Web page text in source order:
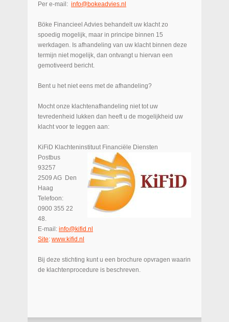
Per e-mail: info@bokeadvies.nl
Böke Financieel Advies behandelt uw klacht zo
spoedig mogelijk, maar in principe binnen 15
werkdagen. Is afhandeling van uw klacht binnen deze
termijn niet mogelijk, dan ontvangt u hiervan een
gemotiveerd bericht.
Bent u het niet eens met de afhandeling?
Mocht onze klachtenafhandeling niet tot uw
tevredenheid lukken dan heeft u de mogelijkheid uw
klacht voor te leggen aan:
KiFiD Klachteninstituut Financiële Diensten
Postbus
93257
2509 AG Den
Haag
Telefoon:
0900 355 22
48.
E-mail: info@kifid.nl
Site: www.kifid.nl
Bij deze stichting kunt u een brochure opvragen waarin
de klachtenprocedure is beschreven.